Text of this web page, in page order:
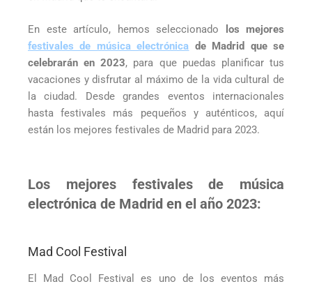
En este artículo, hemos seleccionado los mejores
festivales de música electrónica de Madrid que se
celebrarán en 2023, para que puedas planificar tus
vacaciones y disfrutar al máximo de la vida cultural de
la ciudad. Desde grandes eventos internacionales
hasta festivales más pequeños y auténticos, aquí
están los mejores festivales de Madrid para 2023.
Los mejores festivales de música
electrónica de Madrid en el año 2023:
Mad Cool Festival
El Mad Cool Festival es uno de los eventos más